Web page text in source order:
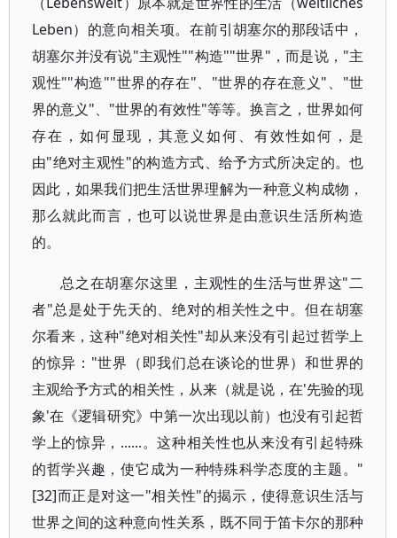
Leben）的意向相关项。在前引胡塞尔的那段话中，
胡塞尔并没有说"主观性""构造""世界"，而是说，"主
观性""构造""世界的存在"、"世界的存在意义"、"世
界的意义"、"世界的有效性"等等。换言之，世界如何
存在，如何显现，其意义如何、有效性如何，是
由"绝对主观性"的构造方式、给予方式所决定的。也
因此，如果我们把生活世界理解为一种意义构成物，
那么就此而言，也可以说世界是由意识生活所构造
的。
总之在胡塞尔这里，主观性的生活与世界这"二
者"总是处于先天的、绝对的相关性之中。但在胡塞
尔看来，这种"绝对相关性"却从来没有引起过哲学上
的惊异："世界（即我们总在谈论的世界）和世界的
主观给予方式的相关性，从来（就是说，在'先验的现
象'在《逻辑研究》中第一次出现以前）也没有引起哲
学上的惊异，......。这种相关性也从来没有引起特殊
的哲学兴趣，使它成为一种特殊科学态度的主题。"
[32]而正是对这一"相关性"的揭示，使得意识生活与
世界之间的这种意向性关系，既不同于笛卡尔的那种